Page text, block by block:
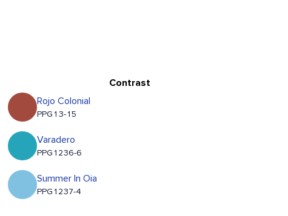
Contrast
Rojo Colonial
PPG13-15
Varadero
PPG1236-6
Summer In Oia
PPG1237-4